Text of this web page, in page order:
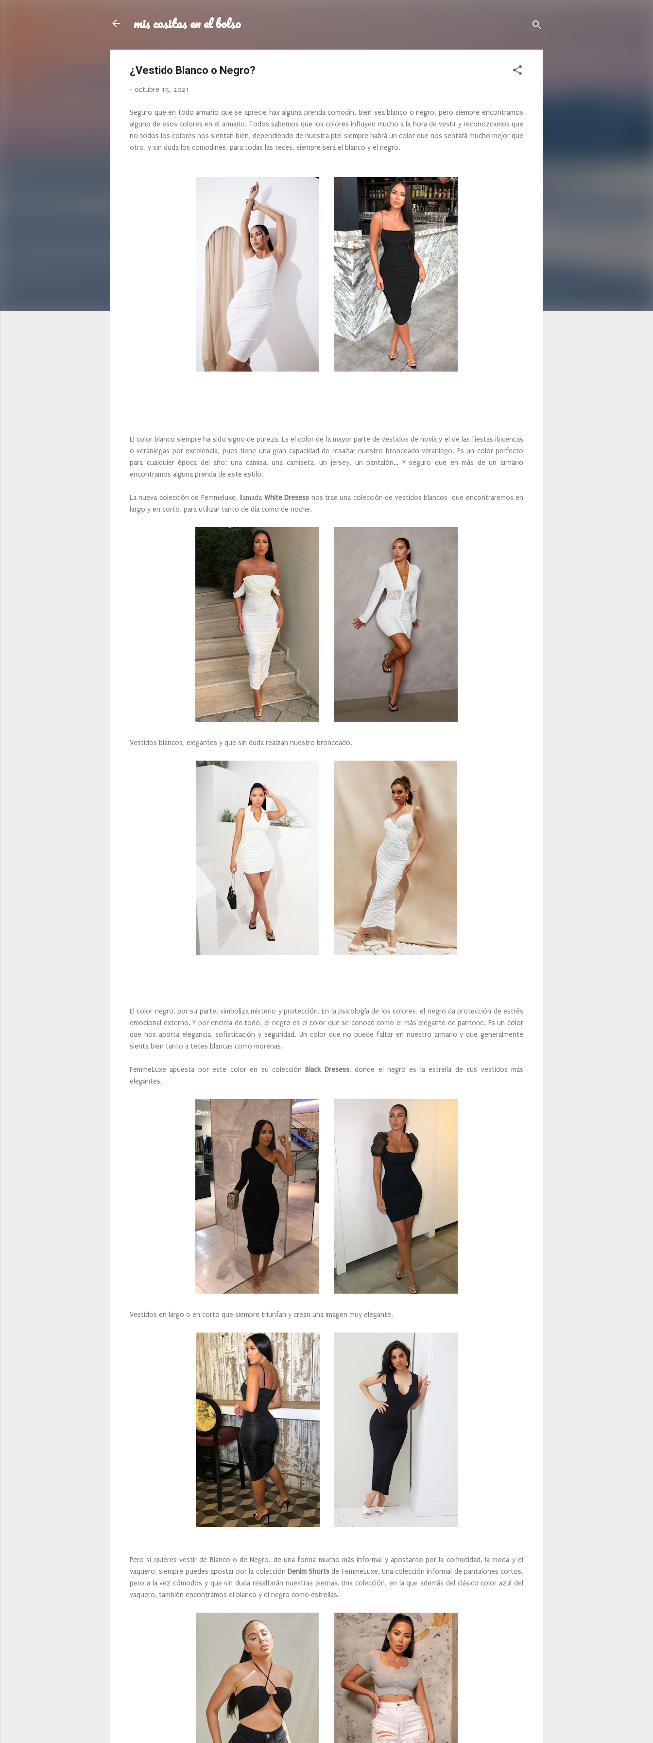
mis cositas en el bolso
¿Vestido Blanco o Negro?
- octubre 15, 2021
Seguro que en todo armario que se aprecie hay alguna prenda comodín, bien sea blanco o negro, pero siempre encontramos
alguno de esos colores en el armario. Todos sabemos que los colores influyen mucho a la hora de vestir y reconozcamos que
no todos los colores nos sientan bien, dependiendo de nuestra piel siempre habrá un color que nos sentará mucho mejor que
otro, y sin duda los comodines, para todas las teces, siempre será el blanco y el negro.
El color blanco siempre ha sido signo de pureza. Es el color de la mayor parte de vestidos de novia y el de las fiestas ibicencas
o veraniegas por excelencia, pues tiene una gran capacidad de resaltar nuestro bronceado veraniego. Es un color perfecto
para cualquier época del año: una camisa, una camiseta, un jersey, un pantalón… Y seguro que en más de un armario
encontramos alguna prenda de este estilo.
La nueva colección de Femmeluxe, llamada White Dresess nos trae una colección de vestidos blancos que encontraremos en
largo y en corto, para utilizar tanto de día como de noche.
Vestidos blancos, elegantes y que sin duda realzan nuestro bronceado.
El color negro, por su parte, simboliza misterio y protección. En la psicología de los colores, el negro da protección de estrés
emocional externo. Y por encima de todo, el negro es el color que se conoce como el más elegante de pantone. Es un color
que nos aporta elegancia, sofisticación y seguridad. Un color que no puede faltar en nuestro armario y que generalmente
sienta bien tanto a teces blancas como morenas.
FemmeLuxe apuesta por este color en su colección Black Dresess, donde el negro es la estrella de sus vestidos más
elegantes.
Vestidos en largo o en corto que siempre triunfan y crean una imagen muy elegante.
Pero si quieres vestir de Blanco o de Negro, de una forma mucho más informal y apostanto por la comodidad, la moda y el
vaquero, siempre puedes apostar por la colección Denim Shorts de FemmeLuxe. Una colección informal de pantalones cortos,
pero a la vez cómodos y que sin duda resaltarán nuestras piernas. Una colección, en la que además del clásico color azul del
vaquero, también encontramos el blanco y el negro como estrellas.